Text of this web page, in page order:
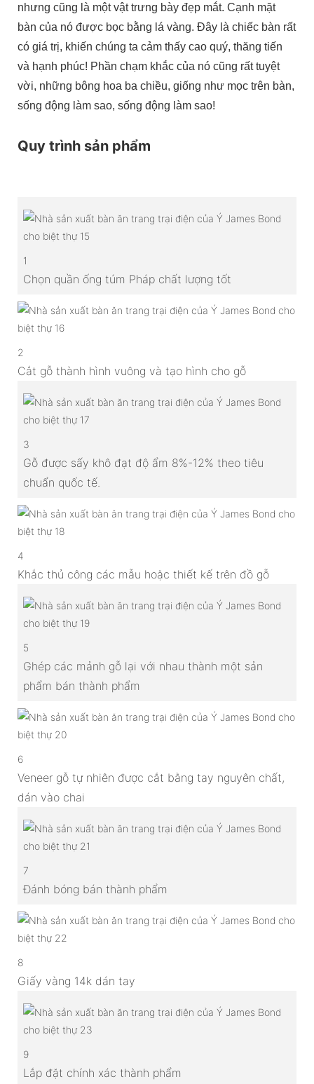
nhưng cũng là một vật trưng bày đẹp mắt. Cạnh mặt
bàn của nó được bọc bằng lá vàng. Đây là chiếc bàn rất
có giá trị, khiến chúng ta cảm thấy cao quý, thăng tiến
và hạnh phúc! Phần chạm khắc của nó cũng rất tuyệt
vời, những bông hoa ba chiều, giống như mọc trên bàn,
sống động làm sao, sống động làm sao!
Quy trình sản phẩm
1
Chọn quần ống túm Pháp chất lượng tốt
2
Cắt gỗ thành hình vuông và tạo hình cho gỗ
3
Gỗ được sấy khô đạt độ ẩm 8%-12% theo tiêu
chuẩn quốc tế.
4
Khắc thủ công các mẫu hoặc thiết kế trên đồ gỗ
5
Ghép các mảnh gỗ lại với nhau thành một sản
phẩm bán thành phẩm
6
Veneer gỗ tự nhiên được cắt bằng tay nguyên chất,
dán vào chai
7
Đánh bóng bán thành phẩm
8
Giấy vàng 14k dán tay
9
Lắp đặt chính xác thành phẩm